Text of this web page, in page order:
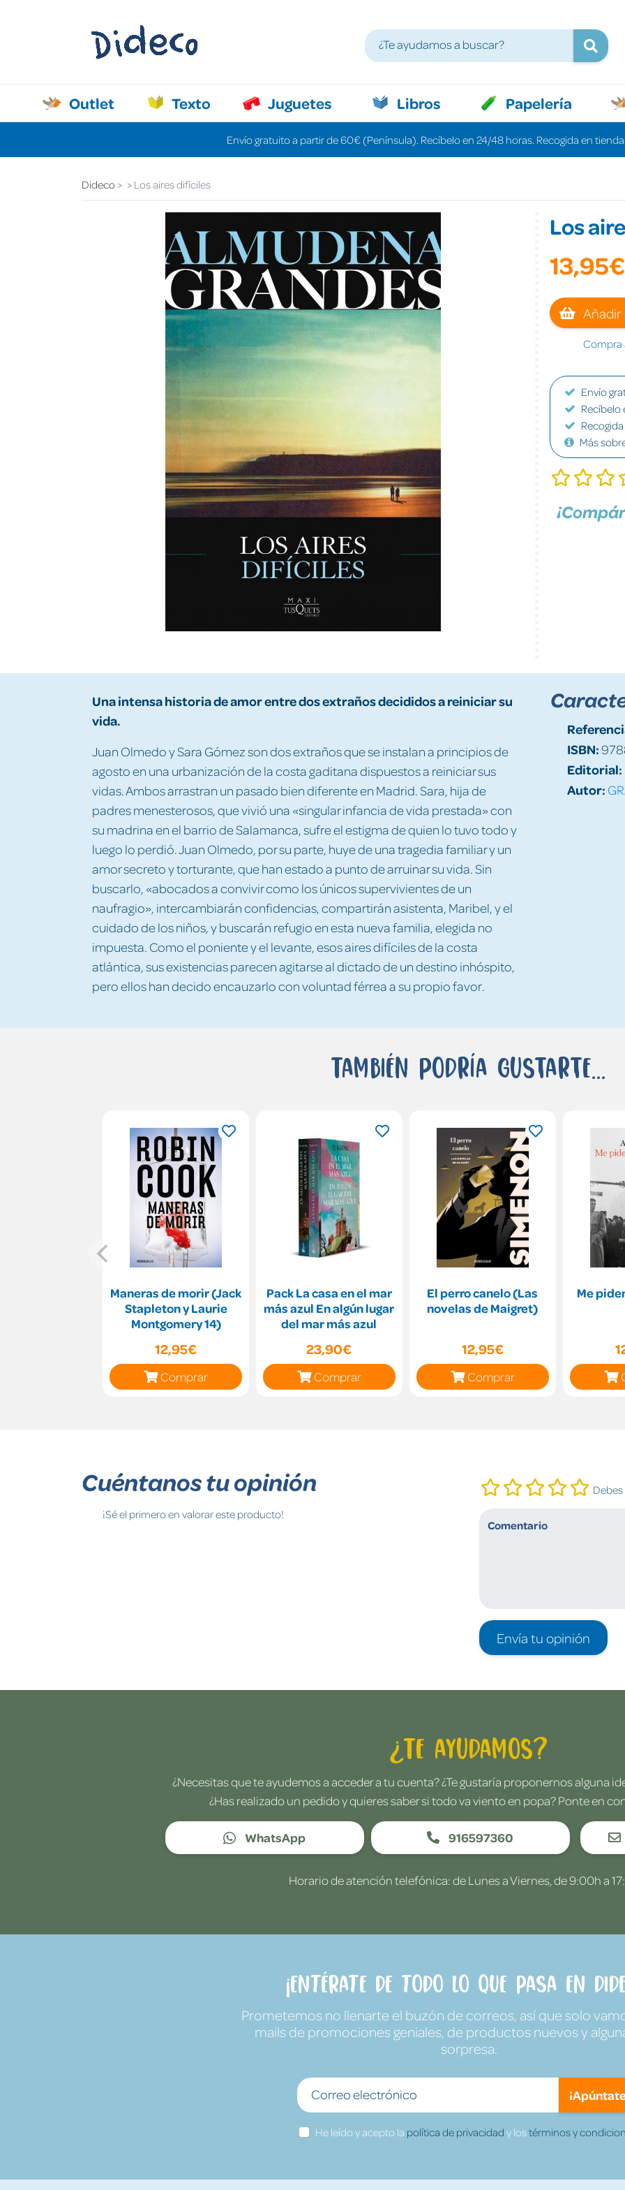
Outlet Texto Juguetes Libros Papelería
Envío gratuito a partir de 60€ (Península). Recíbelo en 24/48 horas. Recogida en
Dideco Los aires difíciles
Los
13,95€
Añadir
Compra
Envío
Recíbelo
Más
Una intensa historia de amor entre dos extraños decididos a reiniciar su
vida.
Juan Olmedo y Sara Gómez son dos extraños que se instalan a principios de
agosto en una urbanización de la costa gaditana dispuestos a reiniciar sus
vidas. Ambos arrastran un pasado bien diferente en Madrid. Sara, hija de
padres menesterosos, que vivió una «singular infancia de vida prestada» con
su madrina en el barrio de Salamanca, sufre el estigma de quien lo tuvo todo y
luego lo perdió. Juan Olmedo, por su parte, huye de una tragedia familiar y un
amor secreto y torturante, que han estado a punto de arruinar su vida. Sin
buscarlo, «abocados a convivir como los únicos supervivientes de un
naufragio», intercambiarán confidencias, compartirán asistenta, Maribel, y el
cuidado de los niños, y buscarán refugio en esta nueva familia, elegida no
impuesta. Como el poniente y el levante, esos aires difíciles de la costa
atlántica, sus existencias parecen agitarse al dictado de un destino inhóspito,
pero ellos han decido encauzarlo con voluntad férrea a su propio favor.
ISBN:
Editorial:
Autor:
También podría gustarte...
Maneras de morir (Jack
Stapleton y Laurie
Montgomery 14)
12,95€
Comprar
Pack La casa en el mar
más azul En algún lugar
del mar más azul
23,90€
Comprar
El perro canelo (Las
novelas de Maigret)
12,95€
Comprar
Me
Cuéntanos tu opinión
¡Sé el primero en valorar este producto!
Envía tu opinión
¿Te ayudamos?
¿Necesitas que te ayudemos a acceder a tu cuenta? ¿Te gustaría proponernos alguna
¿Has realizado un pedido y quieres saber si todo va viento en popa? Ponte en
WhatsApp 916597360
Horario de atención telefónica: de Lunes a Viernes, de 9:00h a
¡Entérate de todo lo que pasa en
Prometemos no llenarte el buzón de correos, así que solo
mails de promociones geniales, de productos nuevos y
sorpresa.
He leído y acepto la política de privacidad y lostérminos y